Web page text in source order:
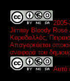
2005-
Jimmy Bloody Rose
Κορυδαλλός,
Απαγορεύεται
αναφορά του
Αυτό